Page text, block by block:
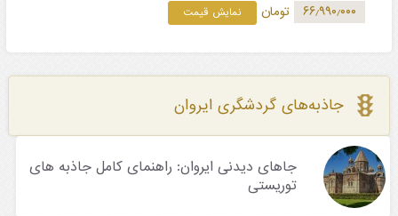
۶۶٫۹۹۰٫۰۰۰ تومان نمایش قیمت
جاذبه‌های گردشگری ایروان
جاهای دیدنی ایروان: راهنمای کامل جاذبه های
توریستی